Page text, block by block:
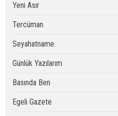
Yeni Asır
Tercüman
Seyahatname
Günlük Yazılarım
Basında Ben
Egeli Gazete